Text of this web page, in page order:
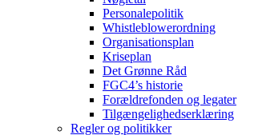
Personalepolitik
Whistleblowerordning
Organisationsplan
Kriseplan
Det Grønne Råd
FGC4’s historie
Forældrefonden og legater
Tilgængelighedserklæring
Regler og politikker